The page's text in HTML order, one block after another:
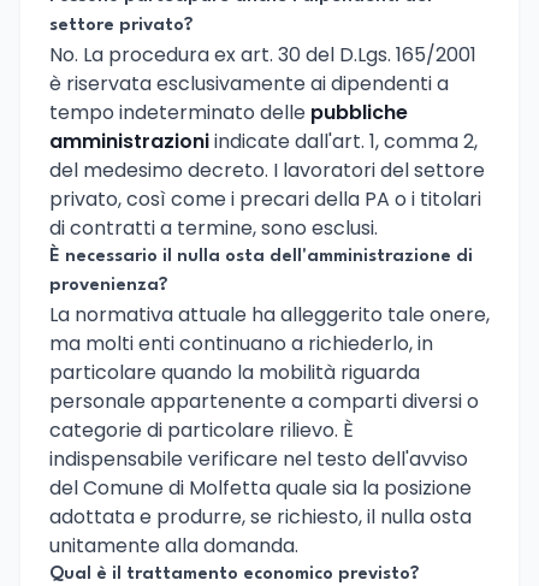
settore privato?
No. La procedura ex art. 30 del D.Lgs. 165/2001
è riservata esclusivamente ai dipendenti a
tempo indeterminato delle pubbliche
amministrazioniindicate dall'art. 1, comma 2,
del medesimo decreto. I lavoratori del settore
privato, così come i precari della PA o i titolari
di contratti a termine, sono esclusi.
È necessario il nulla osta dell'amministrazione di
provenienza?
La normativa attuale ha alleggerito tale onere,
ma molti enti continuano a richiederlo, in
particolare quando la mobilità riguarda
personale appartenente a comparti diversi o
categorie di particolare rilievo. È
indispensabile verificare nel testo dell'avviso
del Comune di Molfetta quale sia la posizione
adottata e produrre, se richiesto, il nulla osta
unitamente alla domanda.
Qual è il trattamento economico previsto?